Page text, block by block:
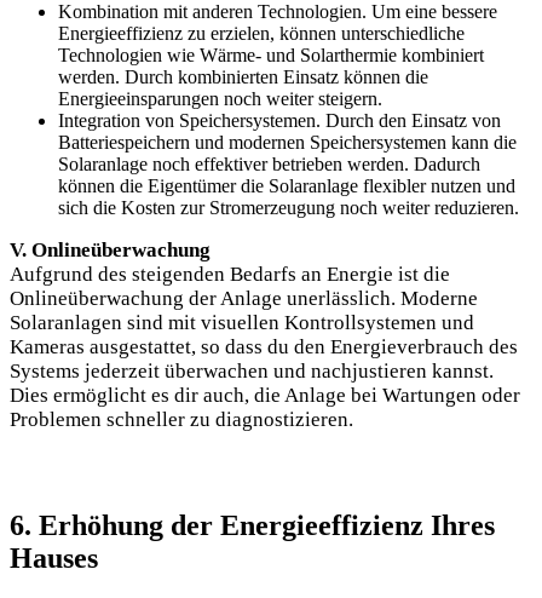
Kombination ⁢mit anderen Technologien. Um eine​ bessere
Energieeffizienz zu erzielen,‍ können unterschiedliche​
Technologien wie Wärme- und Solarthermie kombiniert
werden. Durch kombinierten Einsatz können die
Energieeinsparungen noch weiter steigern.
Integration von Speichersystemen. Durch den Einsatz von
Batteriespeichern und modernen ‍Speichersystemen kann die
Solaranlage noch effektiver betrieben werden. Dadurch
können die Eigentümer die Solaranlage ‌flexibler nutzen ⁢und
sich die‍ Kosten⁤ zur Stromerzeugung noch weiter ​reduzieren.
V. Onlineüberwachung
Aufgrund des‌ steigenden Bedarfs⁢ an‍ Energie ist die
Onlineüberwachung der Anlage unerlässlich. Moderne
Solaranlagen sind mit‌ visuellen Kontrollsystemen ⁤und
Kameras ausgestattet, so dass⁣ du den Energieverbrauch des
Systems jederzeit überwachen und ‍nachjustieren kannst.
Dies ermöglicht es dir auch, die Anlage bei ​Wartungen oder
Problemen schneller zu diagnostizieren.
6. Erhöhung der ⁤Energieeffizienz Ihres
Hauses